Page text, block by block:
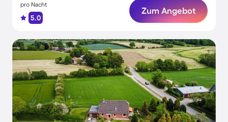
pro Nacht
5.0
Zum Angebot